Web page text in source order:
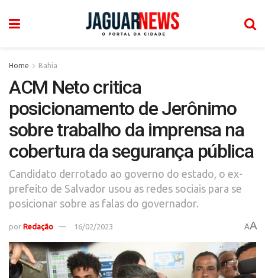
Home Bahia
ACM Neto critica
posicionamento de Jerônimo
sobre trabalho da imprensa na
cobertura da segurança pública
Candidato derrotado ao governo do estado, o ex-
prefeito de Salvador usou as redes sociais para se
posicionar sobre as falas do governador.
por Redação 16/02/2023 AA